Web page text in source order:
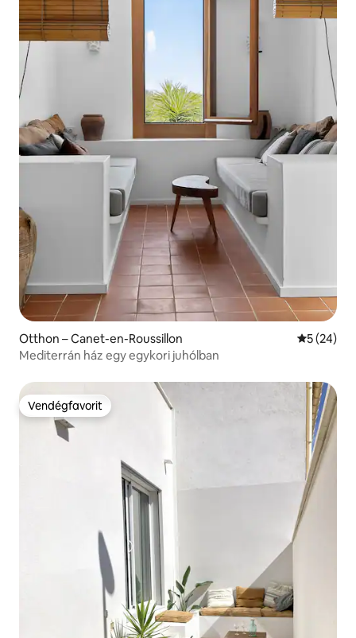
Otthon – Canet-en-Roussillon Átlagos
5 (24)
Mediterrán ház egy egykori juhólban
Vendégfavorit
Vendégfavorit